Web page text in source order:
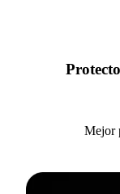
Mejor